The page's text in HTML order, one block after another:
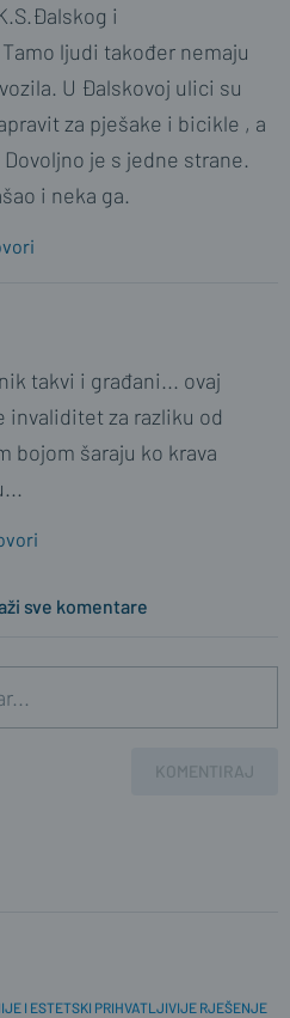
i
ljudi također nemaju
U Đalskovoj ulici su
za pješake i bicikle , a
je s jedne strane.
i neka ga.
takvi i građani... ovaj
invaliditet za razliku od
bojom šaraju ko krava
sve komentare
KOMENTIRAJ
I ESTETSKI PRIHVATLJIVIJE RJEŠENJE